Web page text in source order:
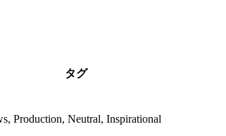
タグ
Production, Neutral, Inspirational